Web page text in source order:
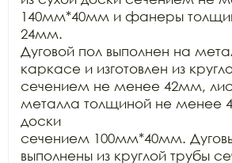
140мм*40мм и фанеры
24мм.
Дуговой пол выполнен на
каркасе и изготовлен из
сечением не менее 42мм,
металла толщиной не менее
доски
сечением 100мм*40мм.
выполнены из круглой трубы